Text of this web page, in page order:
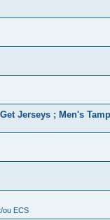
Jerseys ; Men's
ou ECS